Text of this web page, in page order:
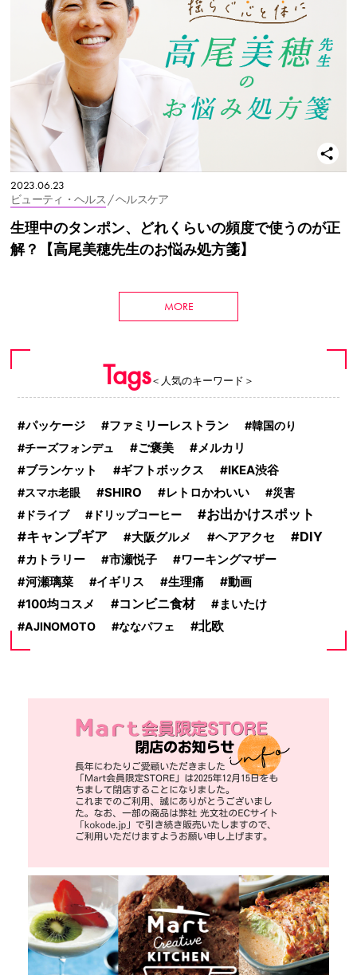
2023.06.23
ビューティ・ヘルス / ヘルスケア
生理中のタンポン、どれくらいの頻度で使うのが正
解？【高尾美穂先生のお悩み処方箋】
MORE
Tags＜人気のキーワード＞
パッケージ ファミリーレストラン
韓国のり
チーズフォンデュ
ご褒美 メルカリ
ブランケット ギフトボックス IKEA渋谷
スマホ老眼 SHIRO レトロかわいい
災害
ドライブ
ドリップコーヒー
お出かけスポット
キャンプギア
大阪グルメ ヘアアクセ DIY
カトラリー 市瀬悦子
ワーキングマザー
河瀬璃菜
イギリス 生理痛
動画
100均コスメ
コンビニ食材 まいたけ
AJINOMOTO ななパフェ 北欧